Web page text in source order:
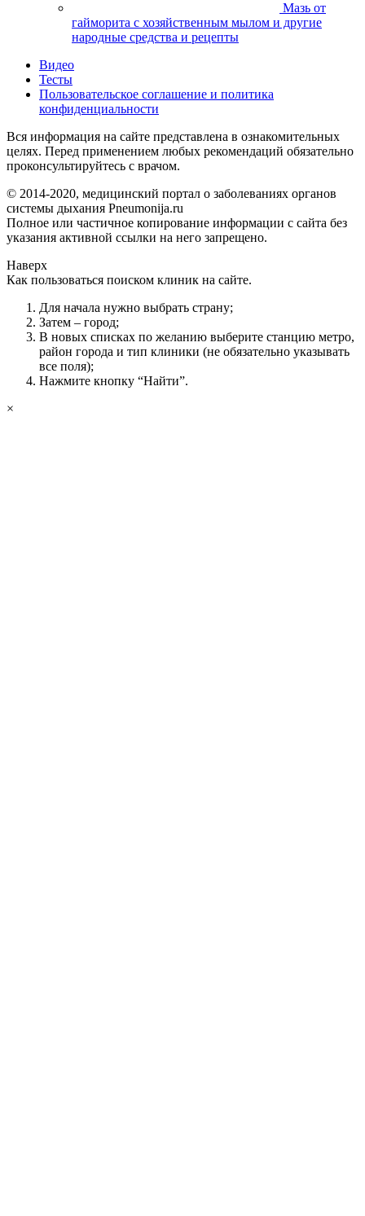
Мазь от
гайморита с хозяйственным мылом и другие
народные средства и рецепты
Видео
Тесты
Пользовательское соглашение и политика
конфиденциальности
Вся информация на сайте представлена в ознакомительных
целях. Перед применением любых рекомендаций обязательно
проконсультируйтесь с врачом.
© 2014-2020, медицинский портал о заболеваниях органов
системы дыхания Pneumonija.ru
Полное или частичное копирование информации с сайта без
указания активной ссылки на него запрещено.
Наверх
Как пользоваться поиском клиник на сайте.
Для начала нужно выбрать страну;
Затем – город;
В новых списках по желанию выберите станцию метро,
район города и тип клиники (не обязательно указывать
все поля);
Нажмите кнопку “Найти”.
×